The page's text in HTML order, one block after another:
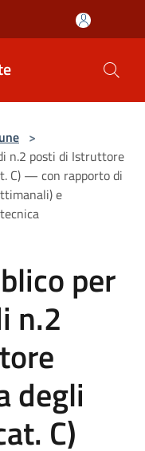
>
n.2 posti di Istruttore
C) — con rapporto di
e
per
n.2
degli
C)